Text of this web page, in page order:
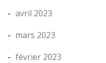
avril 2023
mars 2023
février 2023